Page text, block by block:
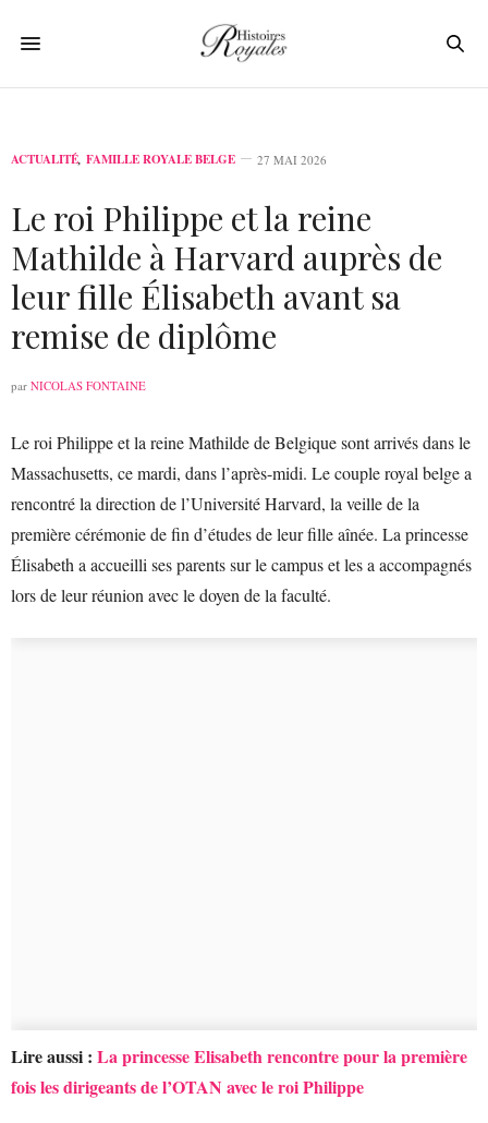
ACTUALITÉ, FAMILLE ROYALE BELGE 27 MAI 2026
Le roi Philippe et la reine
Mathilde à Harvard auprès de
leur fille Élisabeth avant sa
remise de diplôme
par NICOLAS FONTAINE
Le roi Philippe et la reine Mathilde de Belgique sont arrivés dans le
Massachusetts, ce mardi, dans l’après-midi. Le couple royal belge a
rencontré la direction de l’Université Harvard, la veille de la
première cérémonie de fin d’études de leur fille aînée. La princesse
Élisabeth a accueilli ses parents sur le campus et les a accompagnés
lors de leur réunion avec le doyen de la faculté.
Lire aussi : La princesse Elisabeth rencontre pour la première
fois les dirigeants de l’OTAN avec le roi Philippe